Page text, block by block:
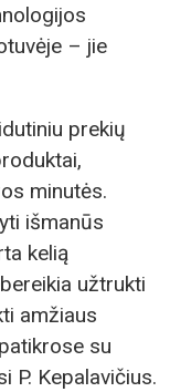
– jie
prekių
minutės.
išmanūs
kelią
užtrukti
amžiaus
su
P. Kepalavičius.